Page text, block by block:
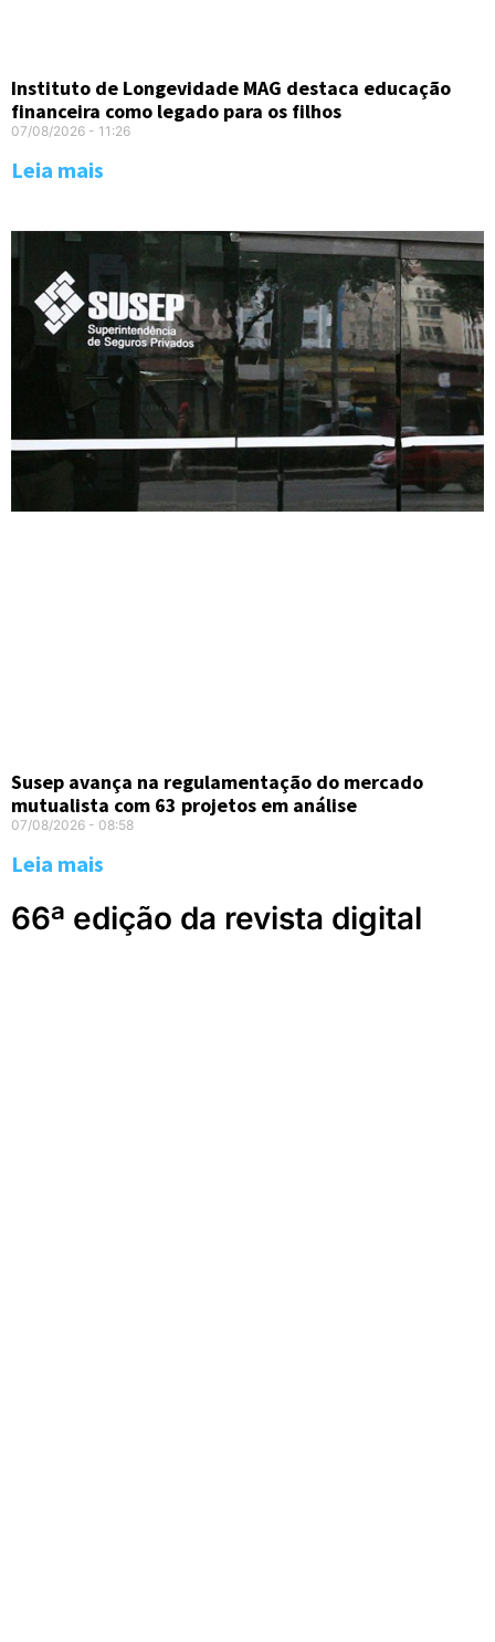
Instituto de Longevidade MAG destaca educação
financeira como legado para os filhos
07/08/2026 11:26
Leia mais
Susep avança na regulamentação do mercado
mutualista com 63 projetos em análise
07/08/2026 08:58
Leia mais
66ª edição da revista digital